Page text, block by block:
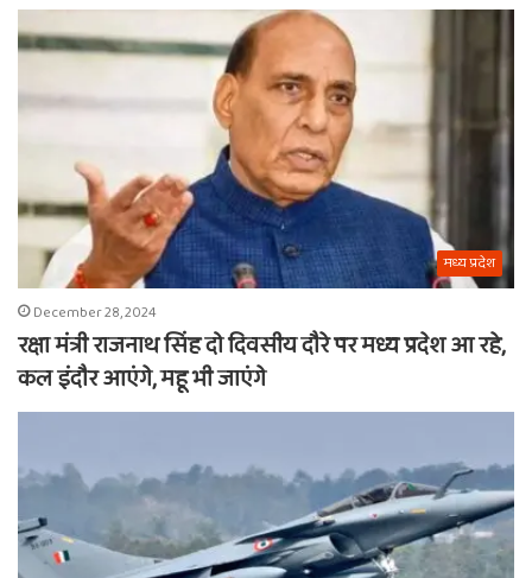
मध्य प्रदेश
December 28, 2024
रक्षा मंत्री राजनाथ सिंह दो दिवसीय दौरे पर मध्य प्रदेश आ रहे,
कल इंदौर आएंगे, महू भी जाएंगे